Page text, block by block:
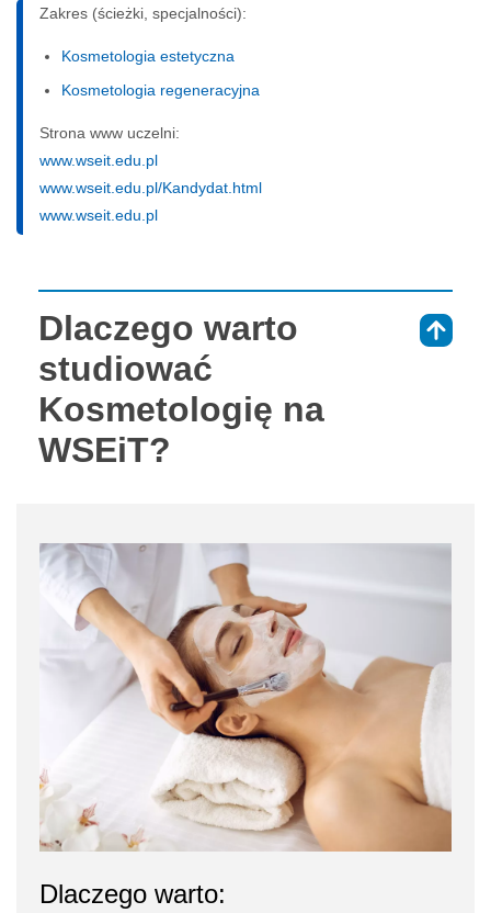
Zakres (ścieżki, specjalności):
Kosmetologia estetyczna
Kosmetologia regeneracyjna
Strona www uczelni:
www.wseit.edu.pl
www.wseit.edu.pl/Kandydat.html
www.wseit.edu.pl
Dlaczego warto
studiować
Kosmetologię na
WSEiT?
Dlaczego warto: